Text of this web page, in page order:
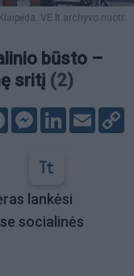
VE.lt archyvo nuotr.
būsto –
sritį (2)
FacebookMessenger
LinkedIn
Email
lankėsi
socialinės